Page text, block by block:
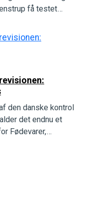
få testet
den danske kontrol
det endnu et
Fødevarer,